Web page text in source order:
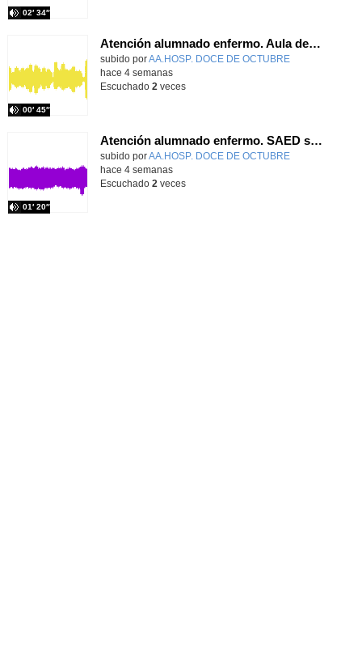
02′ 34″
Atención alumnado enfermo. Aula dentro del hospital. Rosa María Poza Hervás
Contenido educativo.
subido porAA.HOSP. DOCE DE OCTUBRE
00′ 45″
-
hace 4 semanas
Escuchado 2 veces
Atención alumnado enfermo. SAED secundaria. Charo Villamariz Cid.
Contenido educativo.
subido porAA.HOSP. DOCE DE OCTUBRE
01′ 20″
-
hace 4 semanas
Escuchado 2 veces